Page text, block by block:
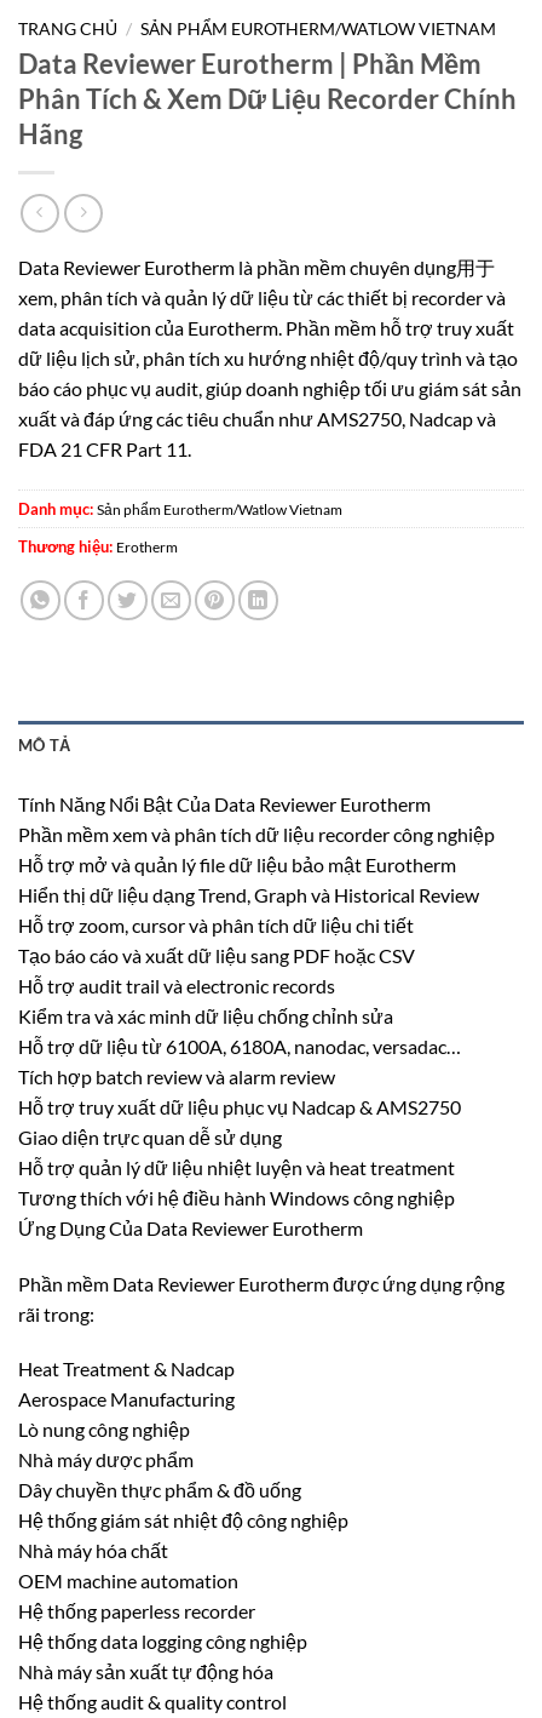
TRANG CHỦ / SẢN PHẨM EUROTHERM/WATLOW VIETNAM
Data Reviewer Eurotherm | Phần Mềm
Phân Tích & Xem Dữ Liệu Recorder Chính
Hãng
Data Reviewer Eurotherm là phần mềm chuyên dụng用于
xem, phân tích và quản lý dữ liệu từ các thiết bị recorder và
data acquisition của Eurotherm. Phần mềm hỗ trợ truy xuất
dữ liệu lịch sử, phân tích xu hướng nhiệt độ/quy trình và tạo
báo cáo phục vụ audit, giúp doanh nghiệp tối ưu giám sát sản
xuất và đáp ứng các tiêu chuẩn như AMS2750, Nadcap và
FDA 21 CFR Part 11.
Danh mục: Sản phẩm Eurotherm/Watlow Vietnam
Thương hiệu: Erotherm
MÔ TẢ
Tính Năng Nổi Bật Của Data Reviewer Eurotherm
Phần mềm xem và phân tích dữ liệu recorder công nghiệp
Hỗ trợ mở và quản lý file dữ liệu bảo mật Eurotherm
Hiển thị dữ liệu dạng Trend, Graph và Historical Review
Hỗ trợ zoom, cursor và phân tích dữ liệu chi tiết
Tạo báo cáo và xuất dữ liệu sang PDF hoặc CSV
Hỗ trợ audit trail và electronic records
Kiểm tra và xác minh dữ liệu chống chỉnh sửa
Hỗ trợ dữ liệu từ 6100A, 6180A, nanodac, versadac…
Tích hợp batch review và alarm review
Hỗ trợ truy xuất dữ liệu phục vụ Nadcap & AMS2750
Giao diện trực quan dễ sử dụng
Hỗ trợ quản lý dữ liệu nhiệt luyện và heat treatment
Tương thích với hệ điều hành Windows công nghiệp
Ứng Dụng Của Data Reviewer Eurotherm
Phần mềm Data Reviewer Eurotherm được ứng dụng rộng
rãi trong:
Heat Treatment & Nadcap
Aerospace Manufacturing
Lò nung công nghiệp
Nhà máy dược phẩm
Dây chuyền thực phẩm & đồ uống
Hệ thống giám sát nhiệt độ công nghiệp
Nhà máy hóa chất
OEM machine automation
Hệ thống paperless recorder
Hệ thống data logging công nghiệp
Nhà máy sản xuất tự động hóa
Hệ thống audit & quality control